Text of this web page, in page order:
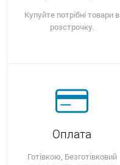
Купуйте потрібні товари в
розстрочку.
Оплата
Готівкою, Безготівковий